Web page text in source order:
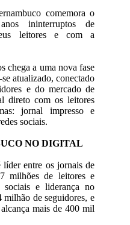
comemora o
ininterruptos de
leitores e com a
chega a uma nova fase
atualizado, conectado
e do mercado de
direto com os leitores
jornal impresso e
sociais.
NO DIGITAL
entre os jornais de
milhões de leitores e
sociais e liderança no
milhão de seguidores, e
mais de 400 mil